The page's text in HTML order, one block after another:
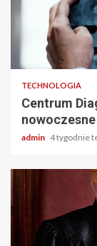
2 min odczytu
TECHNOLOGIA
Centrum
admin 4 tygodnie